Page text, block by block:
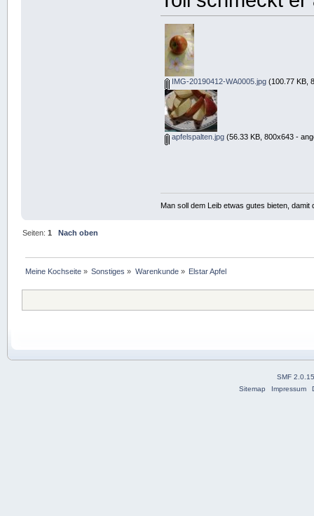
IMG-20190412-WA0005.jpg(100.77 KB,
apfelspalten.jpg(56.33 KB, 800x643 -
Man soll dem Leib etwas gutes bieten,
Seiten:1 Nach oben
Meine Kochseite » Sonstiges » Warenkunde» Elstar Apfel
SMF
Sitemap
Impressum